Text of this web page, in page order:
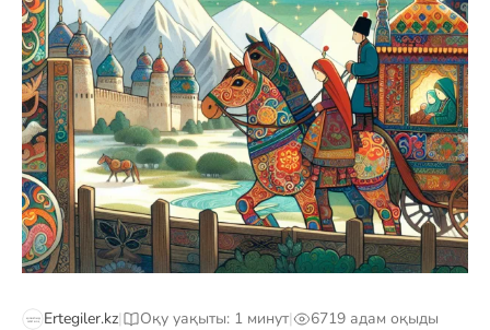
Ertegiler.kz| Оқу уақыты: 1 минут| 6719 адам оқыды